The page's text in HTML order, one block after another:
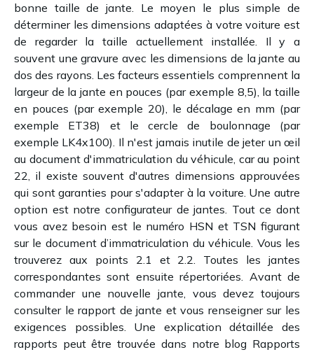
bonne taille de jante. Le moyen le plus simple de
déterminer les dimensions adaptées à votre voiture est
de regarder la taille actuellement installée. Il y a
souvent une gravure avec les dimensions de la jante au
dos des rayons. Les facteurs essentiels comprennent la
largeur de la jante en pouces (par exemple 8,5), la taille
en pouces (par exemple 20), le décalage en mm (par
exemple ET38) et le cercle de boulonnage (par
exemple LK4x100). Il n'est jamais inutile de jeter un œil
au document d'immatriculation du véhicule, car au point
22, il existe souvent d'autres dimensions approuvées
qui sont garanties pour s'adapter à la voiture. Une autre
option est notre configurateur de jantes. Tout ce dont
vous avez besoin est le numéro HSN et TSN figurant
sur le document d’immatriculation du véhicule. Vous les
trouverez aux points 2.1 et 2.2. Toutes les jantes
correspondantes sont ensuite répertoriées. Avant de
commander une nouvelle jante, vous devez toujours
consulter le rapport de jante et vous renseigner sur les
exigences possibles. Une explication détaillée des
rapports peut être trouvée dans notre blog Rapports